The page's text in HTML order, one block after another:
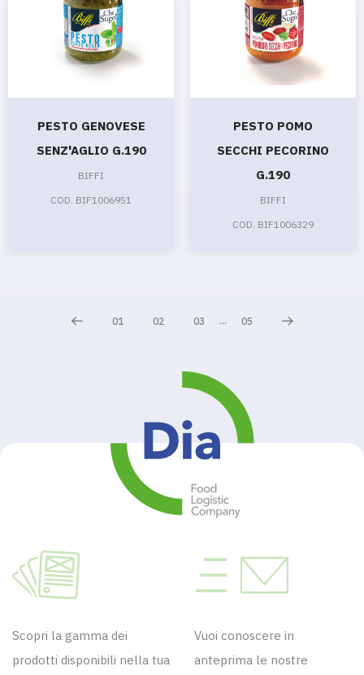
PESTO GENOVESE
SENZ'AGLIO G.190
BIFFI
COD. BIF1006951
PESTO POMO
SECCHI PECORINO
G.190
BIFFI
COD. BIF1006329
01 02 03 ... 05
Scopri la gamma dei
prodotti disponibili nella tua
Vuoi conoscere in
anteprima le nostre